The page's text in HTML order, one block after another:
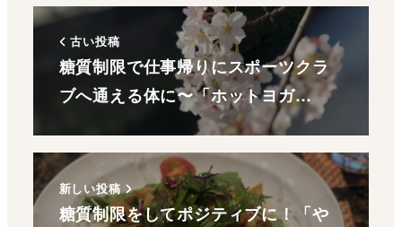
古い投稿
糖質制限で仕事帰りにスポーツクラ
ブへ通える体に〜「ホットヨガ…
新しい投稿
糖質制限をしてポジティブに！「や